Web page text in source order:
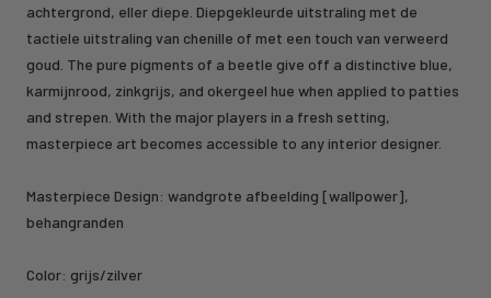
achtergrond, eller diepe. Diepgekleurde uitstraling met de
tactiele uitstraling van chenille of met een touch van verweerd
goud. The pure pigments of a beetle give off a distinctive blue,
karmijnrood, zinkgrijs, and okergeel hue when applied to patties
and strepen. With the major players in a fresh setting,
masterpiece art becomes accessible to any interior designer.
Masterpiece Design: wandgrote afbeelding [wallpower],
behangranden
Color: grijs/zilver